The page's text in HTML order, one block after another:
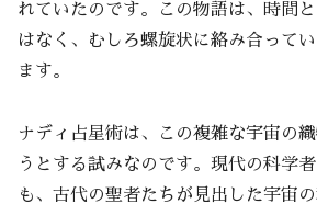
れていたのです。この物語は、時間
はなく、むしろ螺旋状に絡み合って
ます。
ナディ占星術は、この複雑な宇宙の
うとする試みなのです。現代の科学
も、古代の聖者たちが見出した宇宙